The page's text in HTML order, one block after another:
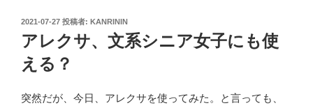
投
稿
日:
2021-07-27 投稿者: KANRININ
アレクサ、文系シニア女子にも使
える？
突然だが、今日、アレクサを使ってみた。と言っても、